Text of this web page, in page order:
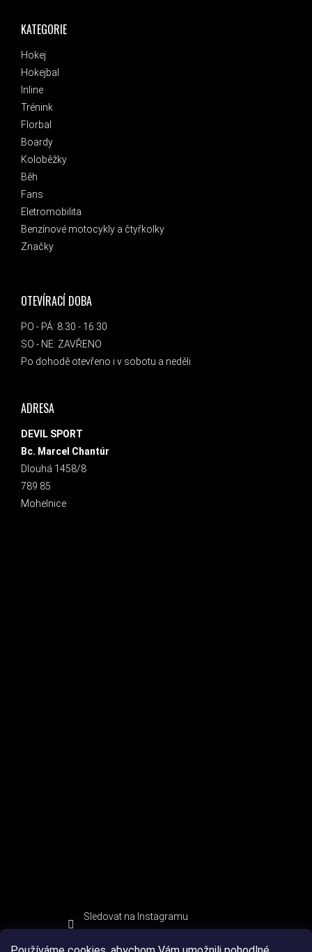
KATEGORIE
Hokej
Hokejbal
Inline
Trénink
Florbal
Boardy
Koloběžky
Běh
Fans
Eletromobilita
Benzínové motocykly a čtyřkolky
Značky
OTEVÍRACÍ DOBA
PO - PÁ: 8:30 - 16:30
SO - NE: ZAVŘENO
Po dohodě otevřeno i v sobotu a neděli.
ADRESA
DEVIL SPORT
Bc. Marcel Chantúr
Dlouhá 1458/8
789 85
Mohelnice
Sledovat na Instagramu